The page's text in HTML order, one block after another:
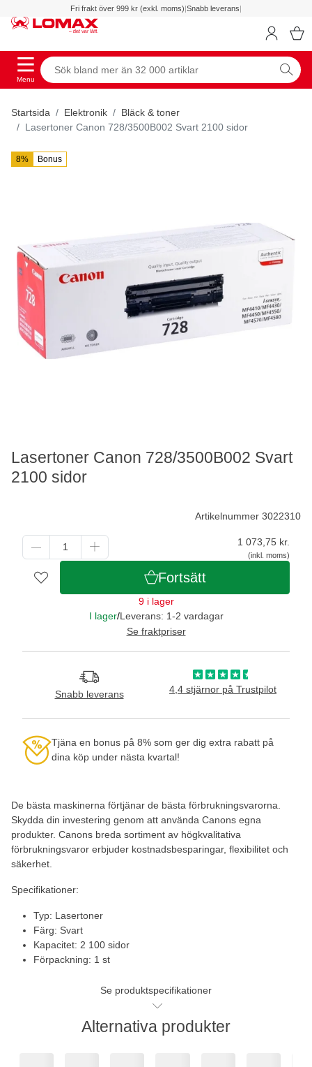
Fri frakt över 999 kr (exkl. moms)|Snabb leverans|
Menu
Startsida Elektronik
Bläck & toner
Lasertoner Canon 728/3500B002 Svart 2100 sidor
8% Bonus
De bästa maskinerna förtjänar de bästa förbrukningsvarorna.
Skydda din investering genom att använda Canons egna
produkter. Canons breda sortiment av högkvalitativa
förbrukningsvaror erbjuder kostnadsbesparingar, flexibilitet och
säkerhet.
Specifikationer:
Typ: Lasertoner
Färg: Svart
Kapacitet: 2 100 sidor
Förpackning: 1 st
Se produktspecifikationer
Artikelnummer 3022310
1 073,75 kr.
(inkl. moms)
Fortsätt
9 i lager
I lager/Leverans: 1-2 vardagar
Se fraktpriser
Snabb leverans 4,4 stjärnor på Trustpilot
Tjäna en bonus på 8% som ger dig extra rabatt på
dina köp under nästa kvartal!
Lasertoner Canon 728/3500B002 Svart
2100 sidor
Alternativa produkter